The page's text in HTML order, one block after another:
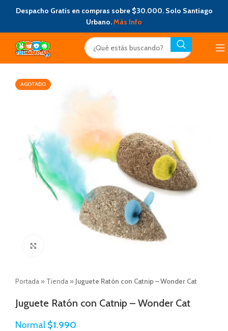
Despacho Gratis en compras sobre $30.000. Solo Santiago
Urbano.Más Info
AGOTADO
Portada » Tienda » Juguete Ratón con Catnip – Wonder Cat
Juguete Ratón con Catnip – Wonder Cat
Normal $1.990